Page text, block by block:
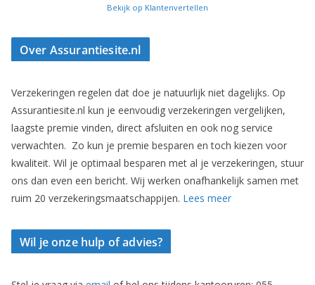
Bekijk op Klantenvertellen
Over Assurantiesite.nl
Verzekeringen regelen dat doe je natuurlijk niet dagelijks. Op
Assurantiesite.nl kun je eenvoudig verzekeringen vergelijken,
laagste premie vinden, direct afsluiten en ook nog service
verwachten. Zo kun je premie besparen en toch kiezen voor
kwaliteit. Wil je optimaal besparen met al je verzekeringen, stuur
ons dan even een bericht. Wij werken onafhankelijk samen met
ruim 20 verzekeringsmaatschappijen. Lees meer
Wil je onze hulp of advies?